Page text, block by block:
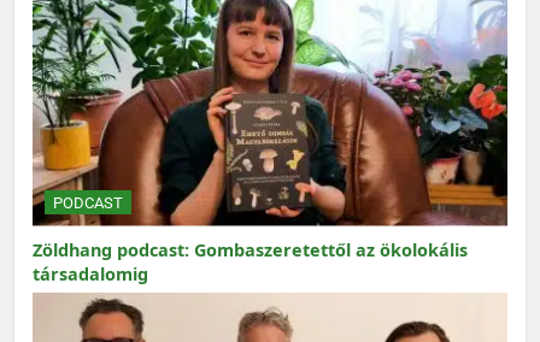
PODCAST
Zöldhang podcast: Gombaszeretettől az ökolokális
társadalomig